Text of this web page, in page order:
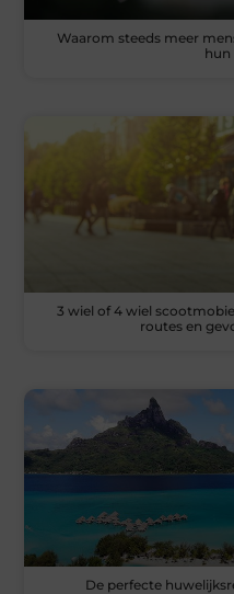
Waarom steeds meer
hun
3 wiel of 4 wiel
routes en
De perfecte